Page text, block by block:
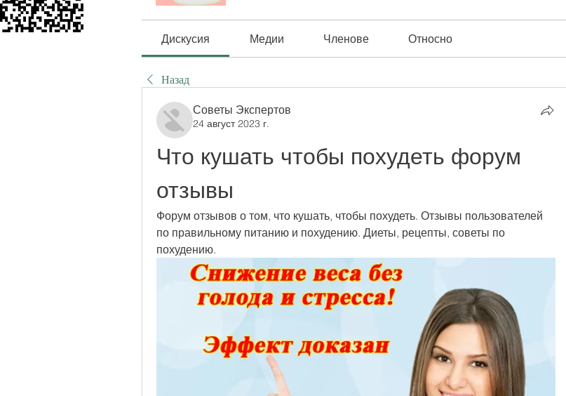
Дискусия Медии Членове Относно
Назад
Советы Экспертов
24 август 2023 г.
Что кушать чтобы похудеть форум
отзывы
Форум отзывов о том, что кушать, чтобы похудеть. Отзывы пользователей
по правильному питанию и похудению. Диеты, рецепты, советы по
похудению.